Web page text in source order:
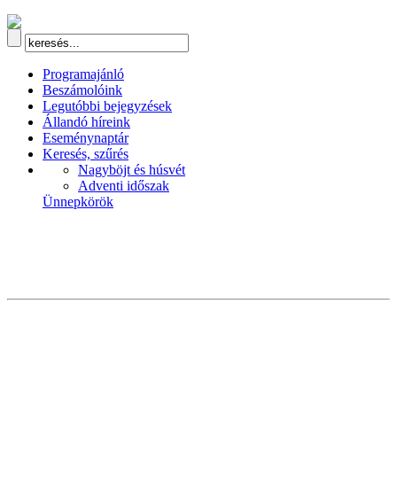
Programajánló
Beszámolóink
Legutóbbi bejegyzések
Állandó híreink
Eseménynaptár
Keresés, szűrés
Nagyböjt és húsvét
Adventi időszak
Ünnepkörök